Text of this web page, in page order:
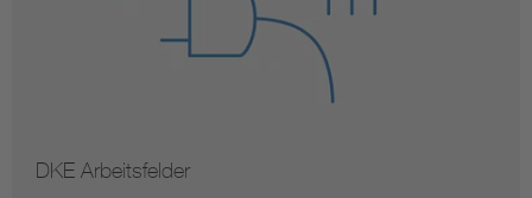
DKE Arbeitsfelder